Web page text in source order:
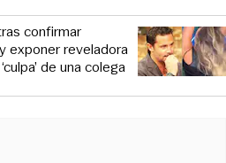
confirmar
exponer reveladora
de una colega